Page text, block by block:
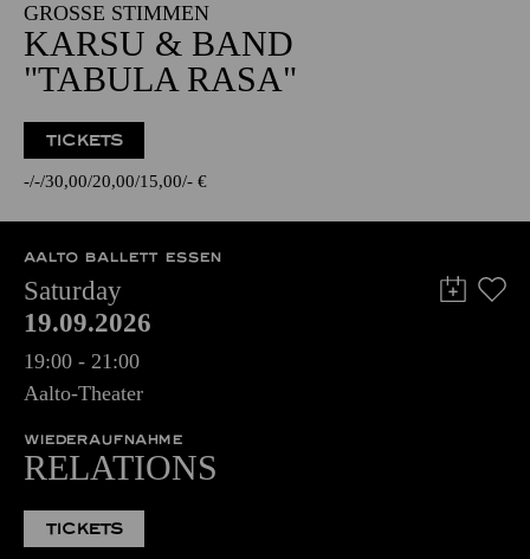
GROSSE STIMMEN
KARSU & BAND
"TABULA RASA"
TICKETS
- - 30,00 20,00 15,00 - €
AALTO BALLETT ESSEN
Saturday
19.09.2026
19:00 - 21:00
Aalto-Theater
WIEDERAUFNAHME
RELATIONS
TICKETS